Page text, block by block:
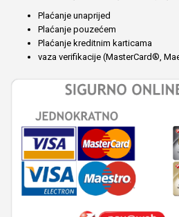
Plaćanje unaprijed
Plaćanje pouzećem
Plaćanje kreditnim karticama
vaza verifikacije (MasterCard®,